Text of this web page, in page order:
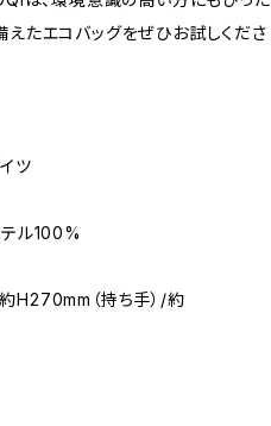
えたエコバッグをぜひお試しくださ
ツ
テル100%
H270mm（持ち手）/約